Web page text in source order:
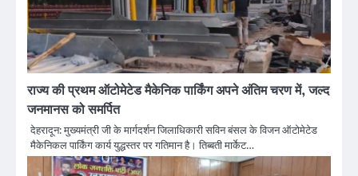
राज्य की प्रथम ऑटोमेटेड मैकेनिक पार्किंग अपने अंतिम चरण में, जल्द
जनमानस को समर्पित
देहरादून: मुख्यमंत्री जी के मार्गदर्शन जिलाधिकारी सविन बंसल के विजन ऑटोमेटेड
मैकेनिकल पार्किंग कार्य युद्धस्तर पर गतिमान है। तिब्बती मार्केट…